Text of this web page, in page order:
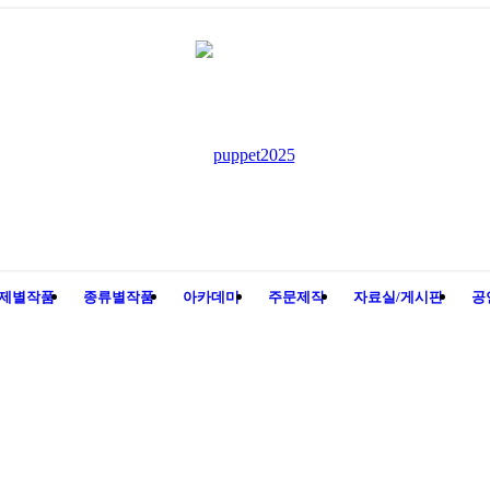
별작품 종류별작품 아카데미 주문제작 자료실/게시판 공